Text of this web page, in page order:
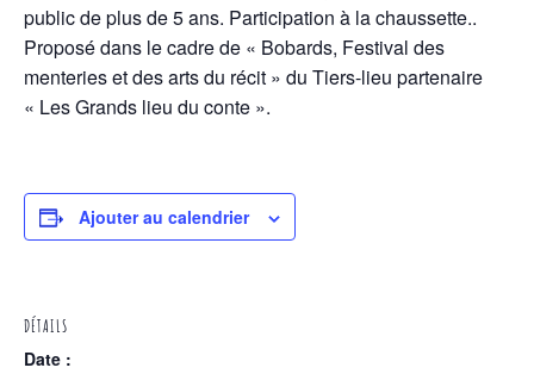
public de plus de 5 ans. Participation à la chaussette..
Proposé dans le cadre de « Bobards, Festival des
menteries et des arts du récit » du Tiers-lieu partenaire
« Les Grands lieu du conte ».
Ajouter au calendrier
DÉTAILS
Date :